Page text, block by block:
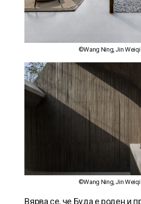
©Wang Ning, Jin Weiqi
©Wang Ning, Jin Weiqi
Вярва се, че Буда е роден и